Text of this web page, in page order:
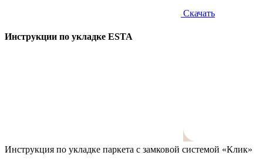
Скачать
Инструкции по укладке ESTA
Инструкция по укладке паркета с замковой системой «Клик»